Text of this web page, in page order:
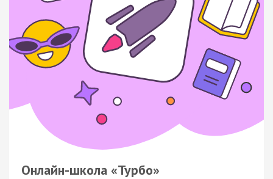
Онлайн-школа «Турбо»